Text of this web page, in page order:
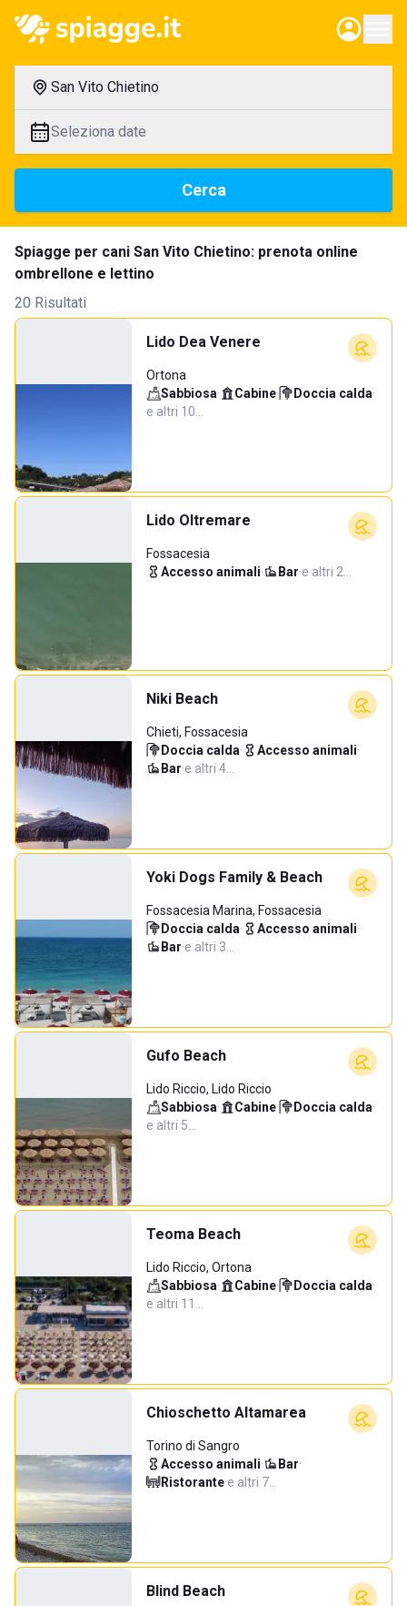
San Vito Chietino
Seleziona date
Cerca
Spiagge per cani San Vito Chietino: prenota online
ombrellone e lettino
20 Risultati
Lido Dea Venere
Ortona
Sabbiosa· Cabine· Doccia calda·
e altri 10…
Lido Oltremare
Fossacesia
Accesso animali· Bar·e altri 2…
Niki Beach
Chieti, Fossacesia
Doccia calda· Accesso animali·
Bar·e altri 4…
Yoki Dogs Family & Beach
Fossacesia Marina, Fossacesia
Doccia calda· Accesso animali·
Bar·e altri 3…
Gufo Beach
Lido Riccio, Lido Riccio
Sabbiosa· Cabine· Doccia calda·
e altri 5…
Teoma Beach
Lido Riccio, Ortona
Sabbiosa· Cabine· Doccia calda·
e altri 11…
Chioschetto Altamarea
Torino di Sangro
Accesso animali· Bar·
Ristorante·e altri 7…
Blind Beach